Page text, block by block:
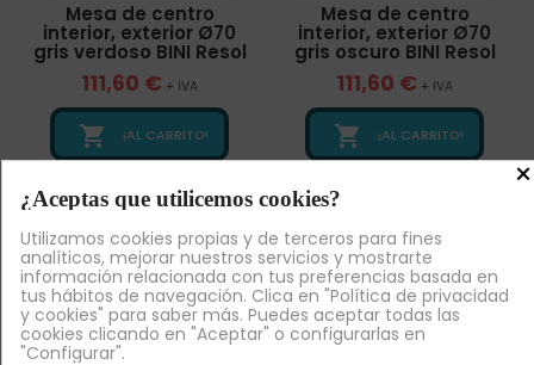
Mesa de centro
interior, exterior Ø70
gris verdoso BINI Resol
111,60 € + IVA
 ¡AL CARRITO!
Mesa de centro
interior, exterior Ø70
gris oscuro BINI Resol
111,60 € + IVA
 ¡AL CARRITO!
×
¿Aceptas que utilicemos cookies?
Utilizamos cookies propias y de terceros para fines
analíticos, mejorar nuestros servicios y mostrarte
información relacionada con tus preferencias basada en
tus hábitos de navegación. Clica en "Política de privacidad
y cookies" para saber más. Puedes aceptar todas las
cookies clicando en "Aceptar" o configurarlas en
"Configurar".